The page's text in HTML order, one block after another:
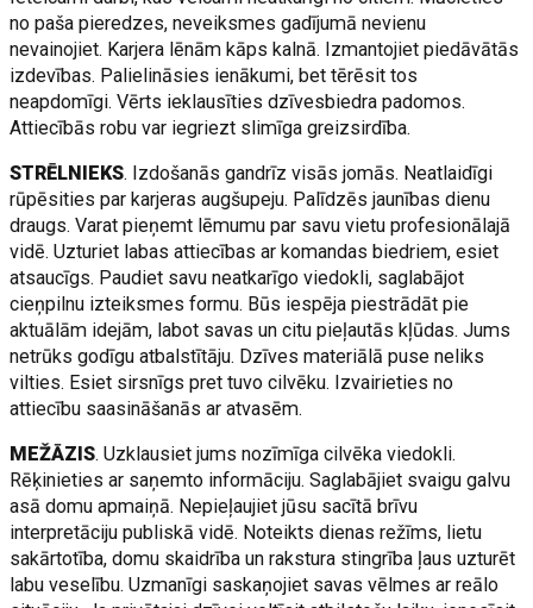
no paša pieredzes, neveiksmes gadījumā nevienu
nevainojiet. Karjera lēnām kāps kalnā. Izmantojiet piedāvātās
izdevības. Palielināsies ienākumi, bet tērēsit tos
neapdomīgi. Vērts ieklausīties dzīvesbiedra padomos.
Attiecībās robu var iegriezt slimīga greizsirdība.
STRĒLNIEKS. Izdošanās gandrīz visās jomās. Neatlaidīgi
rūpēsities par karjeras augšupeju. Palīdzēs jaunības dienu
draugs. Varat pieņemt lēmumu par savu vietu profesionālajā
vidē. Uzturiet labas attiecības ar komandas biedriem, esiet
atsaucīgs. Paudiet savu neatkarīgo viedokli, saglabājot
cieņpilnu izteiksmes formu. Būs iespēja piestrādāt pie
aktuālām idejām, labot savas un citu pieļautās kļūdas. Jums
netrūks godīgu atbalstītāju. Dzīves materiālā puse neliks
vilties. Esiet sirsnīgs pret tuvo cilvēku. Izvairieties no
attiecību saasināšanās ar atvasēm.
MEŽĀZIS. Uzklausiet jums nozīmīga cilvēka viedokli.
Rēķinieties ar saņemto informāciju. Saglabājiet svaigu galvu
asā domu apmaiņā. Nepieļaujiet jūsu sacītā brīvu
interpretāciju publiskā vidē. Noteikts dienas režīms, lietu
sakārtotība, domu skaidrība un rakstura stingrība ļaus uzturēt
labu veselību. Uzmanīgi saskaņojiet savas vēlmes ar reālo